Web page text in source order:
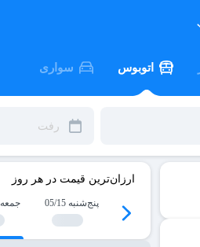
اتوبوس سواری
ارزان‌ترین قیمت در هر روز
پنج‌شنبه 05/15 جمعه 05/16